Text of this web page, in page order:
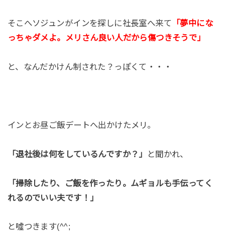
そこへソジュンがインを探しに社長室へ来て 「夢中にな
っちゃダメよ。メリさん良い人だから傷つきそうで」
と、なんだかけん制された？っぽくて・・・
インとお昼ご飯デートへ出かけたメリ。
「退社後は何をしているんですか？」 と聞かれ、
「掃除したり、ご飯を作ったり。ムギョルも手伝ってく
れるのでいい夫です！」
と噓つきます(^^;